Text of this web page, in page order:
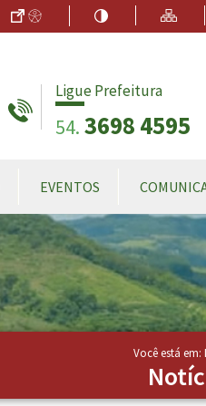
Ir para o Conteúdo
AcessibilidadeAlto
Ligue Prefeitura
54. 3698 4595
EVENTOS
Você está em: